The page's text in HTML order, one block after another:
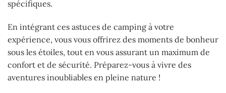
spécifiques.
En intégrant ces astuces de camping à votre
expérience, vous vous offrirez des moments de bonheur
sous les étoiles, tout en vous assurant un maximum de
confort et de sécurité. Préparez-vous à vivre des
aventures inoubliables en pleine nature !